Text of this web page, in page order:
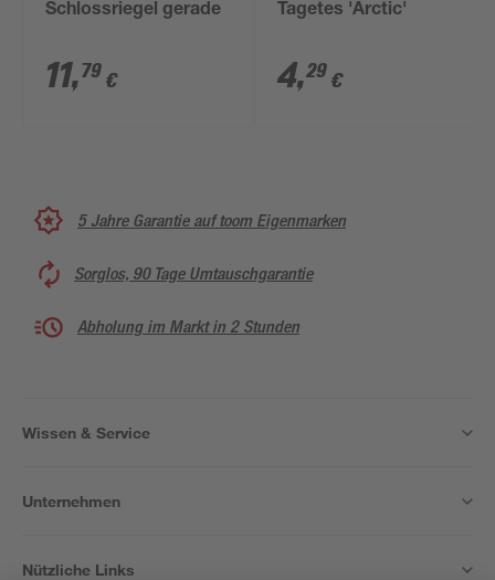
Schlossriegel gerade
11,79 €
Tagetes 'Arctic'
4,29 €
5 Jahre Garantie auf toom Eigenmarken
Sorglos, 90 Tage Umtauschgarantie
Abholung im Markt in 2 Stunden
Wissen & Service
Unternehmen
Nützliche Links